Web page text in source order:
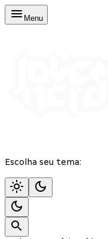
Menu
Escolha seu tema: